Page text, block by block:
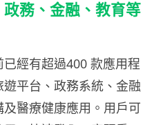
務、金融、教育等
經有超過400 款應用程
平台、政務系統、金融
醫療健康應用。用戶可